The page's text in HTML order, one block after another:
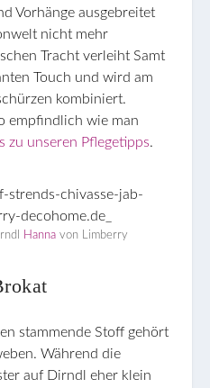
Vorhänge ausgebreitet
nicht mehr
Tracht verleiht Samt
Touch und wird am
kombiniert.
empfindlich wie man
zu unseren Pflegetipps.
Hanna von Limberry
stammende Stoff gehört
Während die
auf Dirndl eher klein